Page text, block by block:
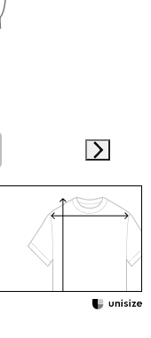
財布／小物
財布／コイン